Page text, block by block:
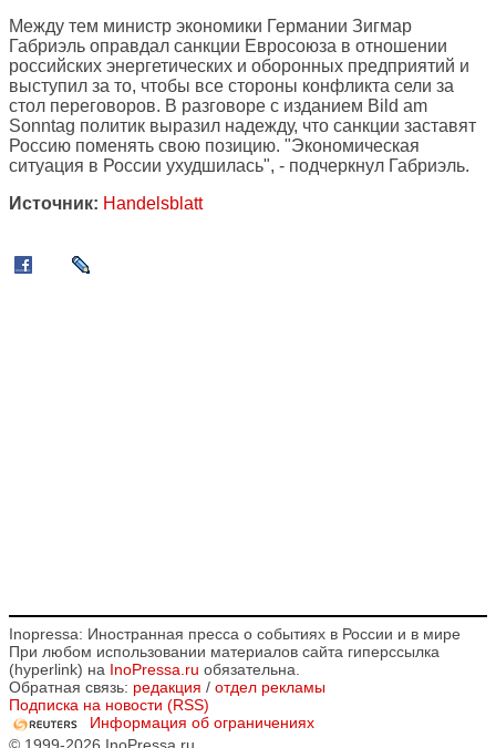
Между тем министр экономики Германии Зигмар
Габриэль оправдал санкции Евросоюза в отношении
российских энергетических и оборонных предприятий и
выступил за то, чтобы все стороны конфликта сели за
стол переговоров. В разговоре с изданием Bild am
Sonntag политик выразил надежду, что санкции заставят
Россию поменять свою позицию. "Экономическая
ситуация в России ухудшилась", - подчеркнул Габриэль.
Источник: Handelsblatt
Inopressa: Иностранная пресса о событиях в России и в мире
При любом использовании материалов сайта гиперссылка
(hyperlink) на InoPressa.ru обязательна.
Обратная связь: редакция / отдел рекламы
Подписка на новости (RSS)
Информация об ограничениях
© 1999-2026 InoPressa.ru